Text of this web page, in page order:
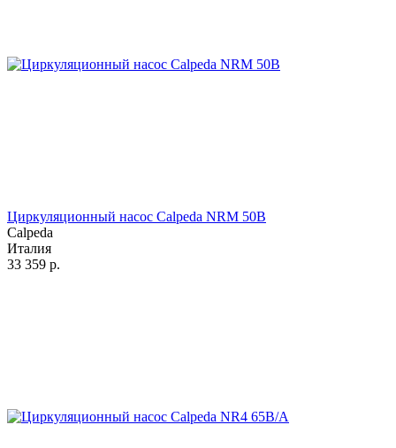
Циркуляционный насос Calpeda NRM 50B
Calpeda
Италия
33 359 р.